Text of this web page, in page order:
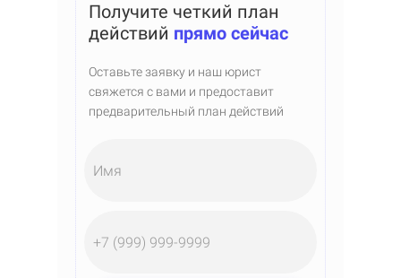
Получите четкий план
действий прямо сейчас
Оставьте заявку и наш юрист
свяжется с вами и предоставит
предварительный план действий
Имя